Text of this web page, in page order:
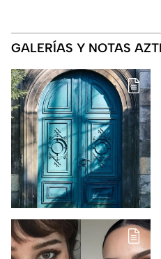
GALERÍAS Y NOTAS